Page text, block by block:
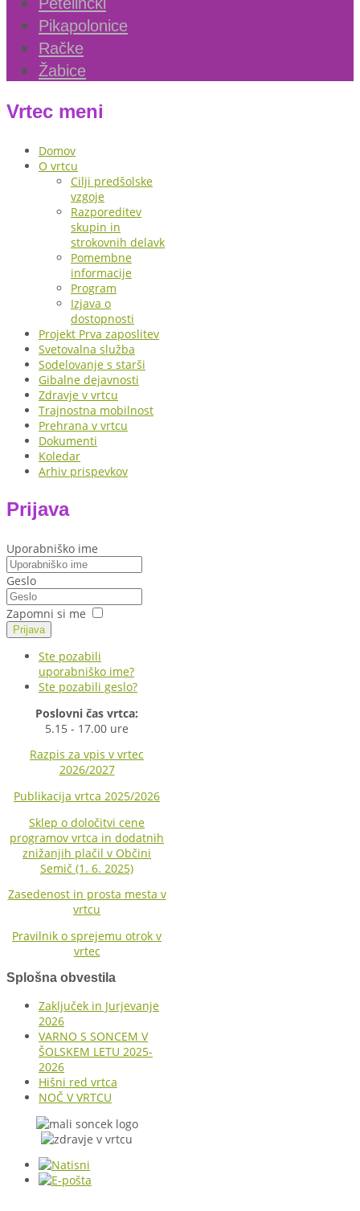
Pikapolonice
Račke
Žabice
Vrtec meni
Domov
O vrtcu
Cilji predšolske
vzgoje
Razporeditev
skupin in
strokovnih delavk
Pomembne
informacije
Program
Izjava o
dostopnosti
Projekt Prva zaposlitev
Svetovalna služba
Sodelovanje s starši
Gibalne dejavnosti
Zdravje v vrtcu
Trajnostna mobilnost
Prehrana v vrtcu
Dokumenti
Koledar
Arhiv prispevkov
Prijava
Uporabniško ime
Geslo
Zapomni si me
Prijava
Ste pozabili
uporabniško ime?
Ste pozabili geslo?
Poslovni čas vrtca:
5.15 - 17.00 ure
Razpis za vpis v vrtec
2026/2027
Publikacija vrtca 2025/2026
Sklep o določitvi cene
programov vrtca in dodatnih
znižanjih plačil v Občini
Semič (1. 6. 2025)
Zasedenost in prosta mesta v
vrtcu
Pravilnik o sprejemu otrok v
vrtec
Splošna obvestila
Zaključek in Jurjevanje
2026
VARNO S SONCEM V
ŠOLSKEM LETU 2025-
2026
Hišni red vrtca
NOČ V VRTCU